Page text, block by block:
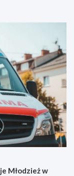
Młodzież w